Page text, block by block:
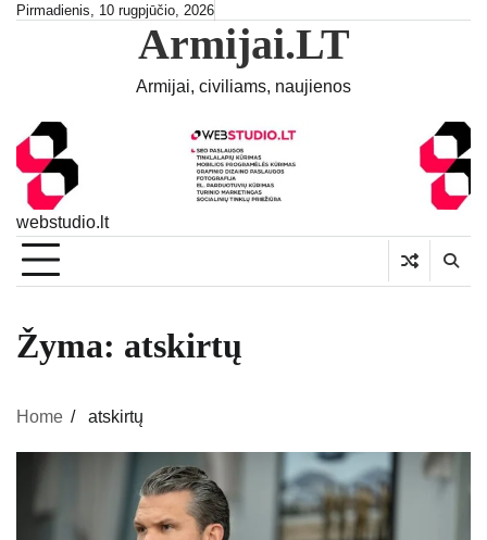
SkipPirmadienis, 10 rugpjūčio, 2026
Armijai.LT
Armijai, civiliams, naujienos
webstudio.lt
Žyma: atskirtų
Home atskirtų